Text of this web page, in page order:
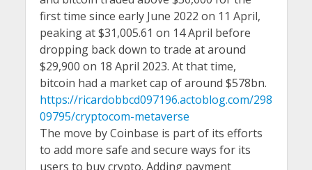
first time since early June 2022 on 11 April,
peaking at $31,005.61 on 14 April before
dropping back down to trade at around
$29,900 on 18 April 2023. At that time,
bitcoin had a market cap of around $578bn.
https://ricardobbcd097196.actoblog.com/298
09795/cryptocom-metaverse
The move by Coinbase is part of its efforts
to add more safe and secure ways for its
users to buy crypto. Adding payment